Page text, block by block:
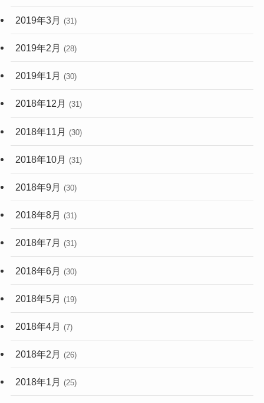
2019年3月 (31)
2019年2月 (28)
2019年1月 (30)
2018年12月 (31)
2018年11月 (30)
2018年10月 (31)
2018年9月 (30)
2018年8月 (31)
2018年7月 (31)
2018年6月 (30)
2018年5月 (19)
2018年4月 (7)
2018年2月 (26)
2018年1月 (25)